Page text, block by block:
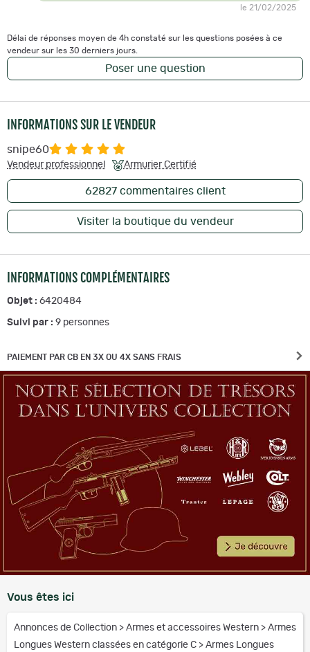
le 21/02/2025
Délai de réponses moyen de 4h constaté sur les questions posées à ce
vendeur sur les 30 derniers jours.
Poser une question
INFORMATIONS SUR LE VENDEUR
snipe60
Vendeur professionnel Armurier Certifié
62827commentaires client
Visiter la boutique du vendeur
INFORMATIONS COMPLÉMENTAIRES
Objet : 6420484
Suivi par : 9 personnes
PAIEMENT PAR CB EN 3X OU 4X SANS FRAIS
Vous êtes ici
Annonces de Collection > Armes et accessoires Western > Armes
Longues Western classées en catégorie C > Armes Longues